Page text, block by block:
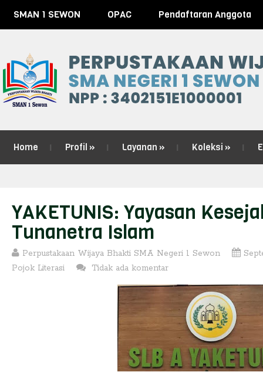
SMAN 1 SEWON OPAC Pendaftaran Anggota
Home Profil » Layanan » Koleksi »
YAKETUNIS: Yayasan
Tunanetra Islam
Perpustakaan Wijaya Bhakti SMA Negeri 1 Sewon
Pojok Literasi
Tidak ada komentar